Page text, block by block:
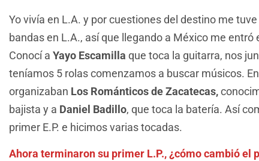
Yo vivía en L.A. y por cuestiones del destino me
bandas en L.A., así que llegando a México me entró
Conocí a Yayo Escamilla que toca la guitarra, nos
teníamos 5 rolas comenzamos a buscar músicos.
organizaban Los Románticos de Zacatecas,
bajista y a Daniel Badillo, que toca la batería. Así
primer E.P. e hicimos varias tocadas.
Ahora terminaron su primer L.P., ¿cómo cambió el